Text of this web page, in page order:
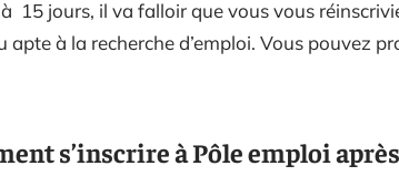
15 jours, il va falloir que vous vous
apte à la recherche d’emploi. Vous pouvez
s’inscrire à Pôle emploi